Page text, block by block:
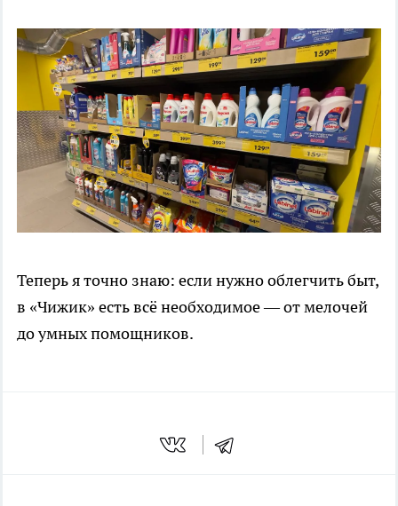
Теперь я точно знаю: если нужно облегчить быт,
в «Чижик» есть всё необходимое — от мелочей
до умных помощников.